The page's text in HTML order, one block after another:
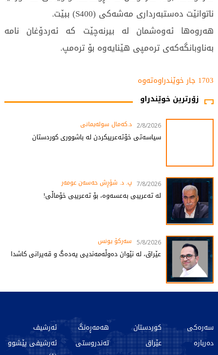
ناتوانێت دەستبەرداری مەشەکی (S400) ببێت.
هەروەها ئەوەشمان لە بیرنەچێت کە ئەردۆغان نامە
بەناوبانگەکەی ترەمپی هێنایەوە بۆ ترەمپ.
1703 جار خوێندراوەتەوە
زۆرترین خوێندراو
2/8/2026 د.کەمال سولەیمانی
سیاسەتی خۆتەعریبکردن لە باشووری کوردستان
7/8/2026 پ. د. شۆڕش حەسەن عومەر
لە تەعریبی بەعسەوە، بۆ تەعریبی خۆماڵی!
5/8/2026 سەرکۆ یونس
عێراق، لە نێوان دەوڵەمەندیی یەدەگ و قەیرانی کاشدا
سەرەکی
دەربارە
کوردستان
عێراق
هەمەڕەنگ
تەندروستی
ئەرشیف
ئەرشیفی پێشوو